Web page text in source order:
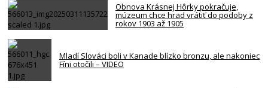
Obnova Krásnej Hôrky pokračuje,
múzeum chce hrad vrátiť do podoby z
rokov 1903 až 1905
Mladí Slováci boli v Kanade blízko bronzu, ale nakoniec
Fíni otočili – VIDEO